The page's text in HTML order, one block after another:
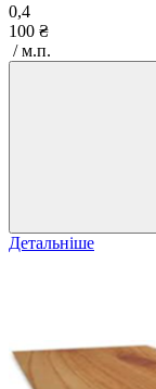
0,4
100 ₴
/ м.п.
Детальніше